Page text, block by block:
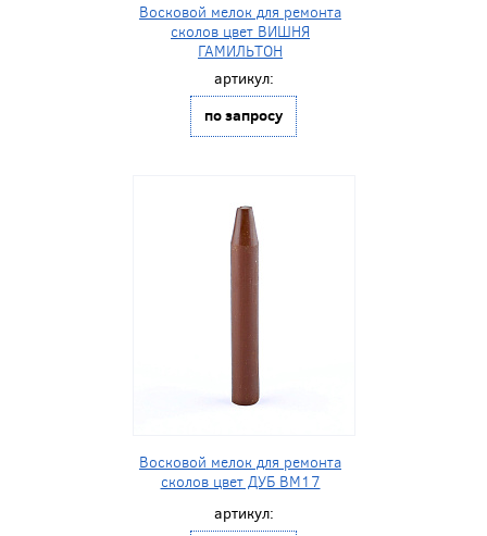
Восковой мелок для ремонта
сколов цвет ВИШНЯ
ГАМИЛЬТОН
артикул:
по запросу
Восковой мелок для ремонта
сколов цвет ДУБ BM17
артикул: